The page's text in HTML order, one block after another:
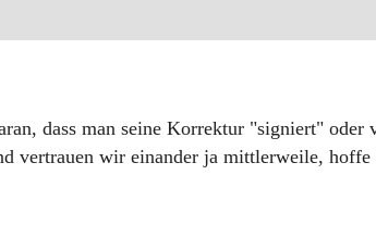
dass man seine Korrektur "signiert" oder
vertrauen wir einander ja mittlerweile, hoffe